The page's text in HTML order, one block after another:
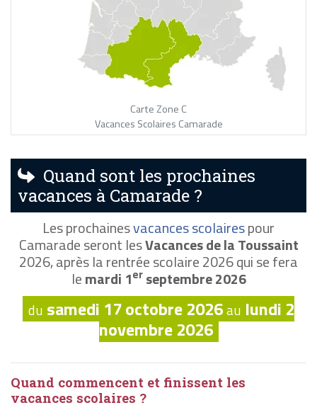
Carte Zone C
Vacances Scolaires Camarade
Quand sont les prochaines
vacances à Camarade ?
Les prochainesvacances scolairespour
Camarade seront lesVacances de la Toussaint
2026, après la rentrée scolaire 2026 qui se fera
lemardi 1erseptembre 2026
du samedi 17 octobre 2026au lundi 2
novembre 2026
Quand commencent et finissent les
vacances scolaires ?